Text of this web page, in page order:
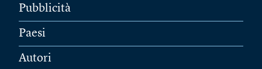
Pubblicità
Paesi
Autori